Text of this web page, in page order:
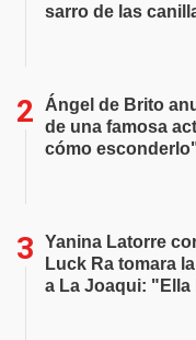
sarro de las
Ángel de Brito
de una famosa
cómo
Yanina Latorre
Luck Ra tomara
a La Joaqui: "Ella